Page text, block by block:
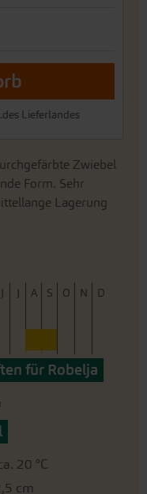
Lieferlandes
Zwiebel
Form. Sehr
Lagerung
J J A S O N
D
für Robelja
20 °C
cm